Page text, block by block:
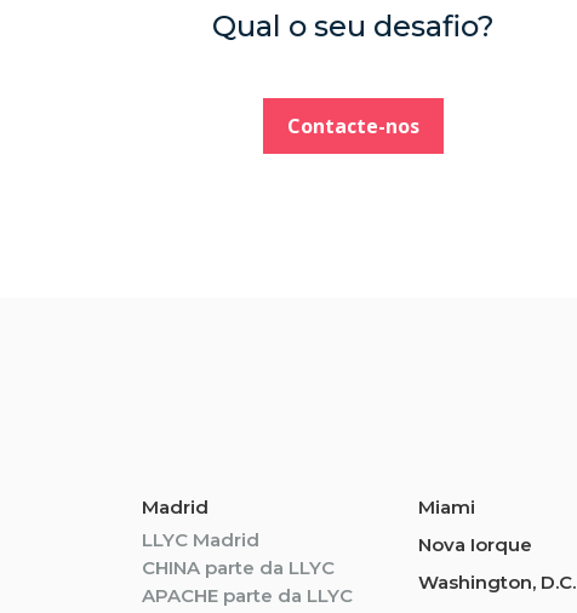
Qual o seu desafio?
Contacte-nos
Madrid
LLYC Madrid
CHINA parte da LLYC
APACHE parte da LLYC
Miami
Nova Iorque
Washington, D.C.